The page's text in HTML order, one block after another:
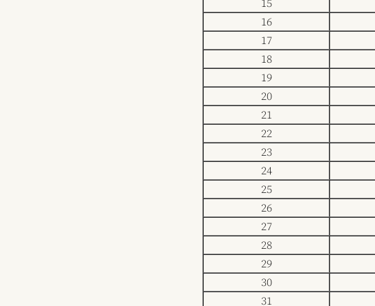
16
17
18
19
20
21
22
23
24
25
26
27
28
29
30
31